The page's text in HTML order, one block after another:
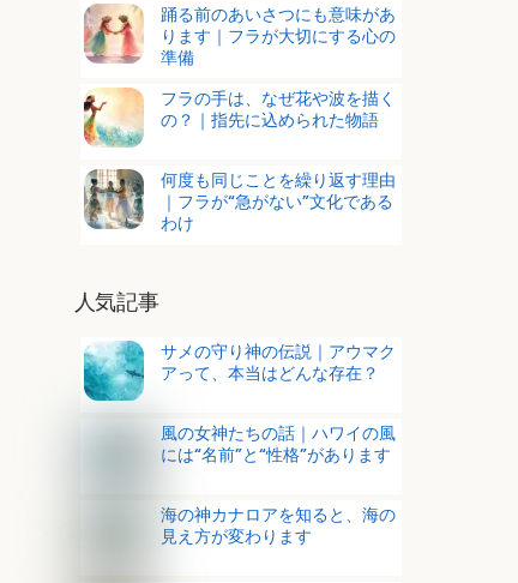
踊る前のあいさつにも意味があ
ります｜フラが大切にする心の
準備
フラの手は、なぜ花や波を描く
の？｜指先に込められた物語
何度も同じことを繰り返す理由
｜フラが“急がない”文化である
わけ
人気記事
サメの守り神の伝説｜アウマク
アって、本当はどんな存在？
風の女神たちの話｜ハワイの風
には“名前”と“性格”があります
海の神カナロアを知ると、海の
見え方が変わります